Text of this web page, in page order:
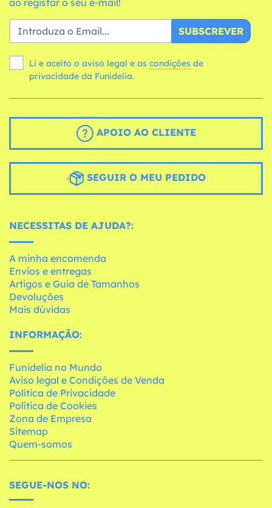
ao registar o seu e-mail!
SUBSCREVER
Li e aceito o aviso legal e as condições
privacidade da Funidelia.
APOIO AO CLIENTE
SEGUIR O MEU PEDIDO
NECESSITAS DE AJUDA?:
A minha encomenda
Envios e entregas
Artigos e Guia de Tamanhos
Devoluções
Mais dúvidas
INFORMAÇÃO:
Funidelia no Mundo
Aviso legal e Condições de Venda
Política de Privacidade
Política de Cookies
Zona de Empresa
Sitemap
Quem-somos
SEGUE-NOS NO: